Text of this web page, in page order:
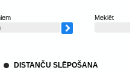
Meklēt
DISTANČU SLĒPOŠANA